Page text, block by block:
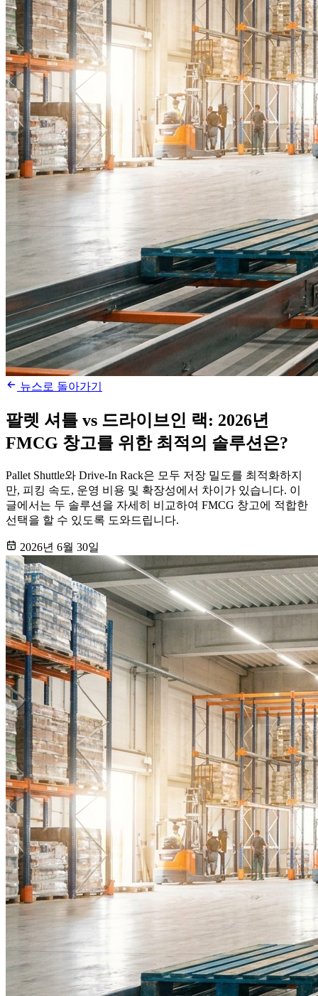
뉴스로 돌아가기
팔렛 셔틀 vs 드라이브인 랙: 2026년
FMCG 창고를 위한 최적의 솔루션은?
Pallet Shuttle와 Drive-In Rack은 모두 저장 밀도를 최적화하지
만, 피킹 속도, 운영 비용 및 확장성에서 차이가 있습니다. 이
글에서는 두 솔루션을 자세히 비교하여 FMCG 창고에 적합한
선택을 할 수 있도록 도와드립니다.
2026년 6월 30일